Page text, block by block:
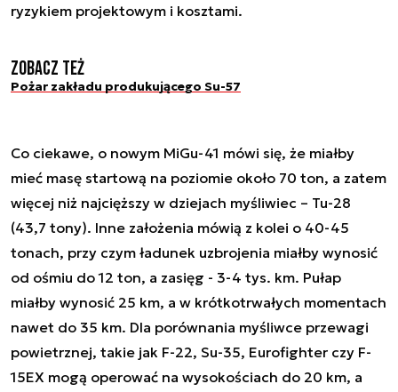
ryzykiem projektowym i kosztami.
Zobacz też
Pożar zakładu produkującego Su-57
Co ciekawe, o nowym MiGu-41 mówi się, że miałby
mieć masę startową na poziomie około 70 ton, a zatem
więcej niż najcięższy w dziejach myśliwiec – Tu-28
(43,7 tony). Inne założenia mówią z kolei o 40-45
tonach, przy czym ładunek uzbrojenia miałby wynosić
od ośmiu do 12 ton, a zasięg - 3-4 tys. km. Pułap
miałby wynosić 25 km, a w krótkotrwałych momentach
nawet do 35 km. Dla porównania myśliwce przewagi
powietrznej, takie jak F-22, Su-35, Eurofighter czy F-
15EX mogą operować na wysokościach do 20 km, a